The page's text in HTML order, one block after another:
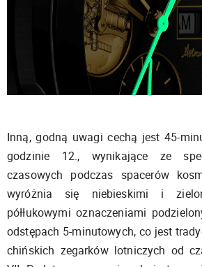
Inną, godną uwagi cechą jest 45-
godzinie 12., wynikające ze
czasowych podczas spacerów
wyróżnia się niebieskimi i
półłukowymi oznaczeniami
odstępach 5-minutowych, co jest
chińskich zegarków lotniczych od